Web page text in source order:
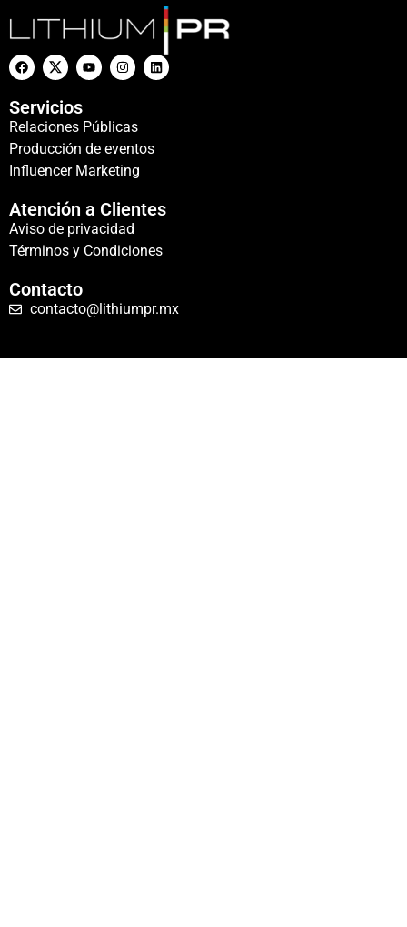
Servicios
Relaciones Públicas
Producción de eventos
Influencer Marketing
Atención a Clientes
Aviso de privacidad
Términos y Condiciones
Contacto
contacto@lithiumpr.mx